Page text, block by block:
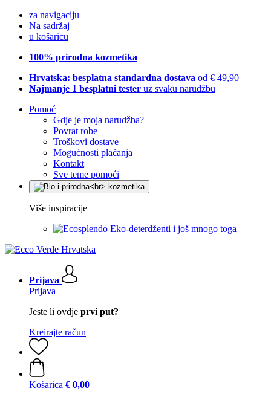
za navigaciju
Na sadržaj
u košaricu
100% prirodna kozmetika
Hrvatska: besplatna standardna dostava od € 49,90
Najmanje 1 besplatni tester uz svaku narudžbu
Pomoć
Gdje je moja narudžba?
Povrat robe
Troškovi dostave
Mogućnosti plaćanja
Kontakt
Sve teme pomoći
Više inspiracije
Eko-deterdženti i još mnogo toga
Prijava
Prijava
Jeste li ovdje prvi put?
Kreirajte račun
Košarica € 0,00